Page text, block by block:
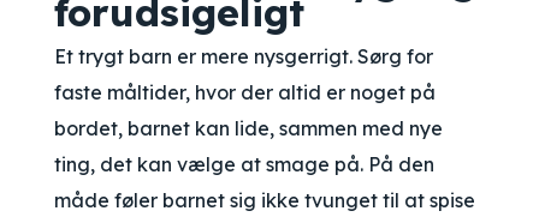
forudsigeligt
Et trygt barn er mere nysgerrigt. Sørg for
faste måltider, hvor der altid er noget på
bordet, barnet kan lide, sammen med nye
ting, det kan vælge at smage på. På den
måde føler barnet sig ikke tvunget til at spise